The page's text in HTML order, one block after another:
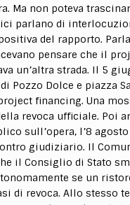
Ma non poteva
parlano di
del rapporto.
pensare che il
un’altra strada. Il 5
Pozzo Dolce e piazza
financing. Una
revoca ufficiale. Poi
sull’opera, l’8
giudiziario. Il
il Consiglio di Stato
se un
di revoca. Allo stesso